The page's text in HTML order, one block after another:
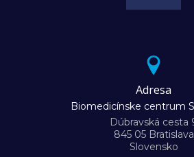
Adresa
Biomedicínske centrum
Dúbravská cesta
845 05 Bratislava
Slovensko